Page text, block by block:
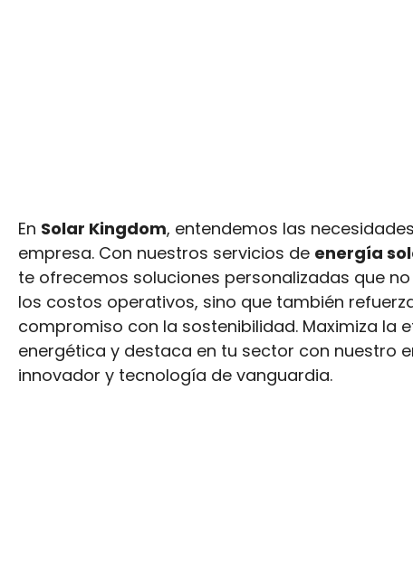
En Solar Kingdom, entendemos las
empresa. Con nuestros servicios de energía
te ofrecemos soluciones personalizadas que
los costos operativos, sino que también
compromiso con la sostenibilidad. Maximiza la
energética y destaca en tu sector con nuestro
innovador y tecnología de vanguardia.